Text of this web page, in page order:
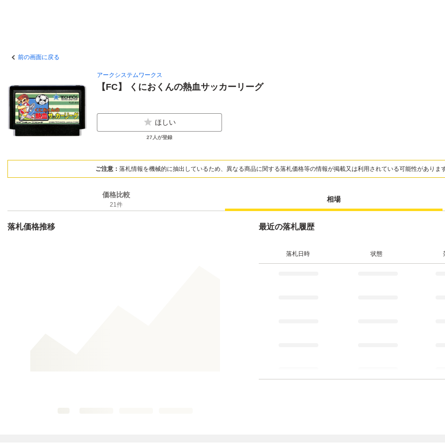
前の画面に戻る
アークシステムワークス
【FC】 くにおくんの熱血サッカーリーグ
ほしい
27 人が登録
ご注意： 落札情報を機械的に抽出しているため、異なる商品に関する落札価格等の情報が掲載又は利用されている可能性がありま
価格比較
21 件
相場
落札価格推移 最近の落札履歴
落札日時 状態